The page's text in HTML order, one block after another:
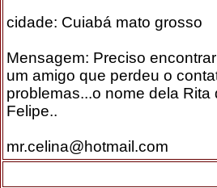
cidade: Cuiabá mato grosso
Mensagem: Preciso
um amigo que perdeu o
problemas...o nome dela
Felipe..
mr.celina@hotmail.com